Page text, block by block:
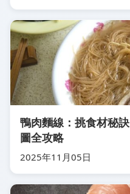
鴨肉麵線：挑食材秘
圖全攻略
2025年11月05日